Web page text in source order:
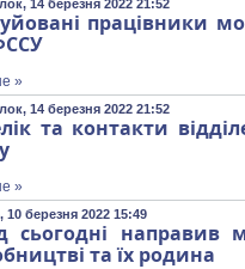
14 березня 2022 21:52
працівники
»
14 березня 2022 21:52
та контакти
»
10 березня 2022 15:49
сьогодні направив
та їх родина